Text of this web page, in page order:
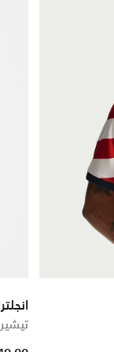
انجلترا 2024 ستيديوم